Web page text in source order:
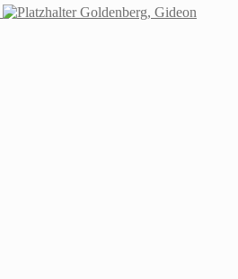
Goldenberg, Gideon